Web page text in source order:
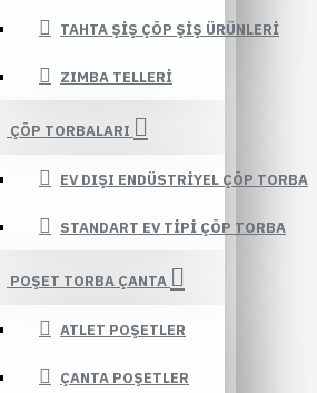
TAHTA ŞIŞ ÇÖP ŞIŞ ÜRÜNLERI
ZIMBA TELLERI
ÇÖP TORBALARI
EV DIŞI ENDÜSTRIYEL ÇÖP TORBA
STANDART EV TIPI ÇÖP TORBA
POŞET TORBA ÇANTA
ATLET POŞETLER
ÇANTA POŞETLER